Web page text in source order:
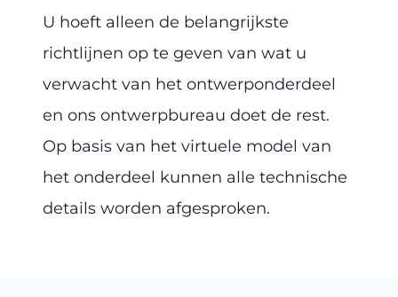
U hoeft alleen de belangrijkste
richtlijnen op te geven van wat u
verwacht van het ontwerponderdeel
en ons ontwerpbureau doet de rest.
Op basis van het virtuele model van
het onderdeel kunnen alle technische
details worden afgesproken.